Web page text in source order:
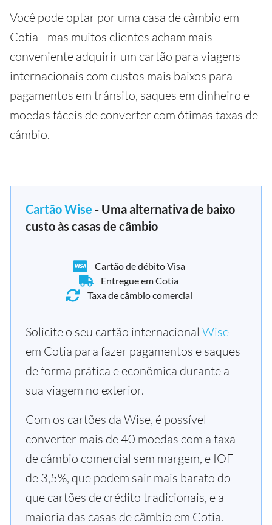
Você pode optar por uma casa de câmbio em
Cotia - mas muitos clientes acham mais
conveniente adquirir um cartão para viagens
internacionais com custos mais baixos para
pagamentos em trânsito, saques em dinheiro e
moedas fáceis de converter com ótimas taxas de
câmbio.
Cartão Wise - Uma alternativa de baixo
custo às casas de câmbio
Cartão de débito Visa
Entregue em Cotia
Taxa de câmbio comercial
Solicite o seu cartão internacional Wise
em Cotia para fazer pagamentos e saques
de forma prática e econômica durante a
sua viagem no exterior.
Com os cartões da Wise, é possível
converter mais de 40 moedas com a taxa
de câmbio comercial sem margem, e IOF
de 3,5%, que podem sair mais barato do
que cartões de crédito tradicionais, e a
maioria das casas de câmbio em Cotia.